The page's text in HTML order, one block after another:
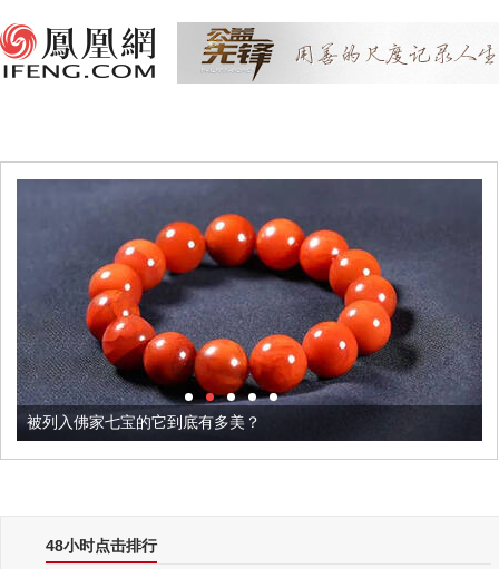
被列入佛家七宝的它到底有多美？
48小时点击排行